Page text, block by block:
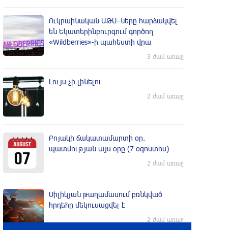
Ուկրաինական ԱԹՍ–ները հարձակվել
են Եկատերինբուրգում գործող
«Wildberries»-ի պահեստի վրա
3 ժամ առաջ
Լույս չի լինելու
2 ժամ առաջ
Բոյակի ճակատամարտի օր.
պատմության այս օրը (7 օգոստոս)
2 ժամ առաջ
Սիլիկյան թաղամասում բռնկված
հրդեհը մեկուսացվել է
2 ժամ առաջ